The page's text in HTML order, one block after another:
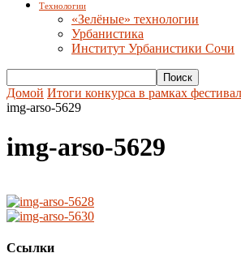
Технологии
«Зелёные» технологии
Урбанистика
Институт Урбанистики Сочи
Домой Итоги конкурса в рамках
img-arso-5629
img-arso-5629
Ссылки